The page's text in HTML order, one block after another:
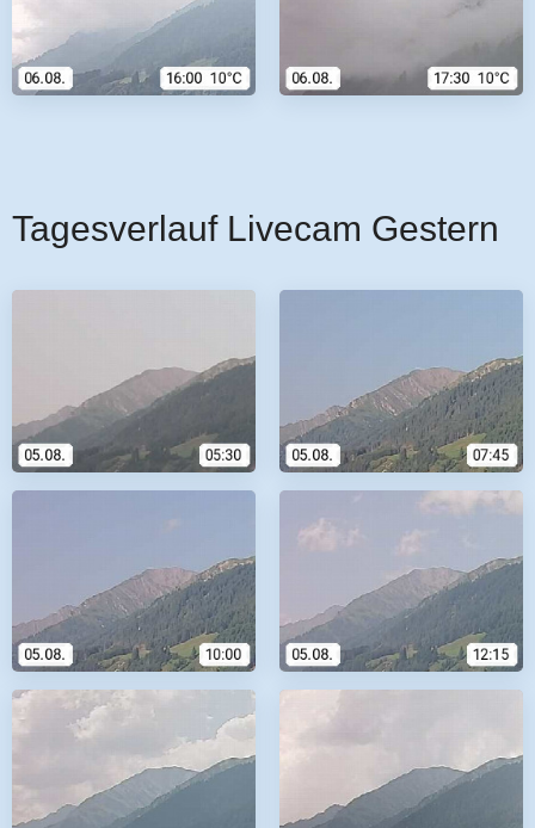
Tagesverlauf Livecam Gestern